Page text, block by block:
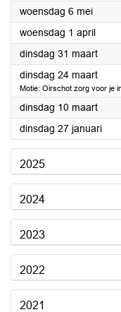
woensdag 6 mei2026
woensdag 1 april2026
dinsdag 31 maart2026
dinsdag 24 maart2026
Motie: Oirschot zorg voor je
dinsdag 10 maart2026
dinsdag 27 januari2026
2025
2024
2023
2022
2021